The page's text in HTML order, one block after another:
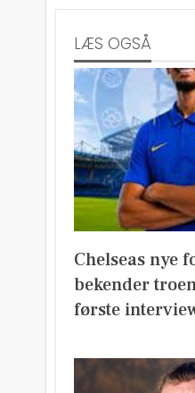
LÆS OGSÅ
Chelseas nye
bekender
første